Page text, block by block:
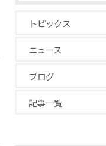
トピックス
ニュース
ブログ
記事一覧